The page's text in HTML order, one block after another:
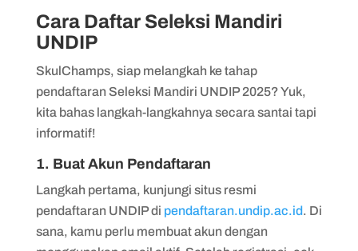
Cara Daftar Seleksi Mandiri
UNDIP
SkulChamps, siap melangkah ke tahap
pendaftaran Seleksi Mandiri UNDIP 2025? Yuk,
kita bahas langkah-langkahnya secara santai tapi
informatif!
1. Buat Akun Pendaftaran
Langkah pertama, kunjungi situs resmi
pendaftaran UNDIP di pendaftaran.undip.ac.id. Di
sana, kamu perlu membuat akun dengan